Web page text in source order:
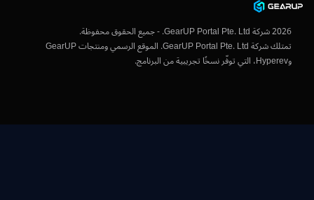
المستخدم
شركة GearUP Portal Pte. Ltd. - جميع الحقوق محفوظة.
تمتلك شركة GearUP Portal Pte. Ltd. الموقع الرسمي ومنتجات GearUP